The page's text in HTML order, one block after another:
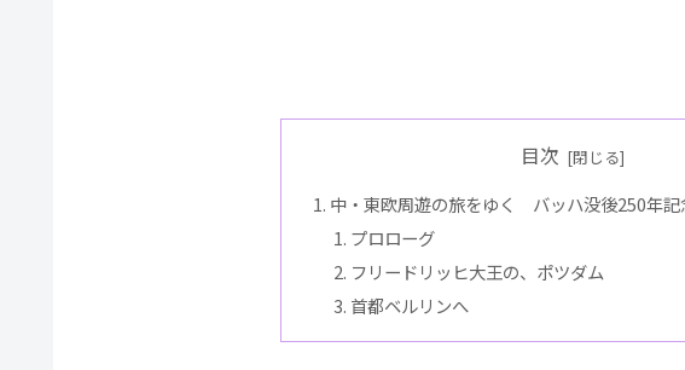
目次
中・東欧周遊の旅をゆく バッハ没後250年
プロローグ
フリードリッヒ大王の、ポツダム
首都ベルリンへ